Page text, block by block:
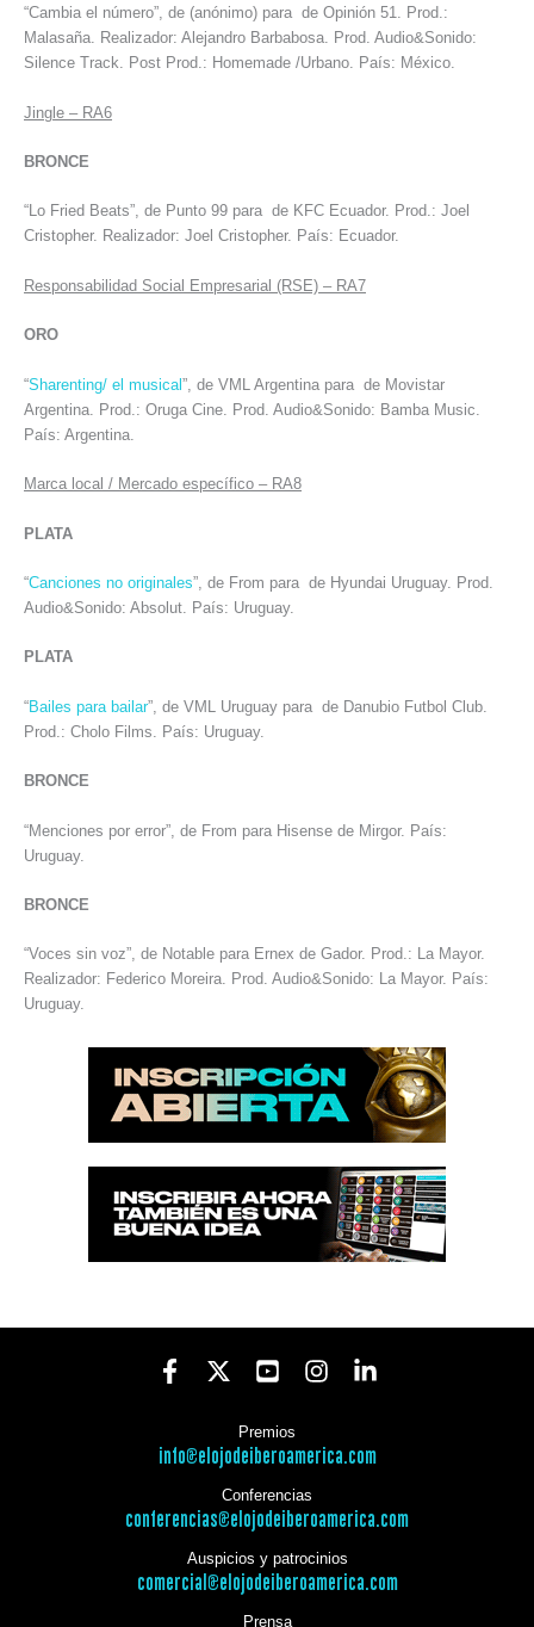
“Cambia el número”, de (anónimo) para de Opinión 51. Prod.:
Malasaña. Realizador: Alejandro Barbabosa. Prod. Audio&Sonido:
Silence Track. Post Prod.: Homemade /Urbano. País: México.
Jingle – RA6
BRONCE
“Lo Fried Beats”, de Punto 99 para de KFC Ecuador. Prod.: Joel
Cristopher. Realizador: Joel Cristopher. País: Ecuador.
Responsabilidad Social Empresarial (RSE) – RA7
ORO
“Sharenting/ el musical”, de VML Argentina para de Movistar
Argentina. Prod.: Oruga Cine. Prod. Audio&Sonido: Bamba Music.
País: Argentina.
Marca local / Mercado específico – RA8
PLATA
“Canciones no originales”, de From para de Hyundai Uruguay. Prod.
Audio&Sonido: Absolut. País: Uruguay.
PLATA
“Bailes para bailar”, de VML Uruguay para de Danubio Futbol Club.
Prod.: Cholo Films. País: Uruguay.
BRONCE
“Menciones por error”, de From para Hisense de Mirgor. País:
Uruguay.
BRONCE
“Voces sin voz”, de Notable para Ernex de Gador. Prod.: La Mayor.
Realizador: Federico Moreira. Prod. Audio&Sonido: La Mayor. País:
Uruguay.
Premios
info@elojodeiberoamerica.com
Conferencias
conferencias@elojodeiberoamerica.com
Auspicios y patrocinios
comercial@elojodeiberoamerica.com
Prensa